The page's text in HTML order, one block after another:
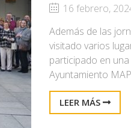
16 febrero,
Además de las
visitado varios
participado en
Ayuntamiento
LEER MÁS